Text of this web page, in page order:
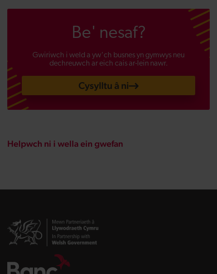
Be' nesaf?
Gwiriwch i weld a yw'ch busnes yn gymwys neu
dechreuwch ar eich cais ar-lein nawr.
Cysylltu â ni
Helpwch ni i wella ein gwefan